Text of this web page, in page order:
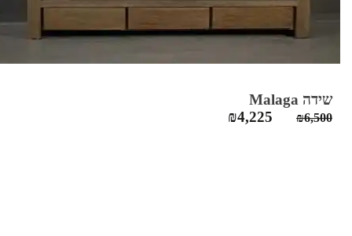
שידה Malaga
₪6,500
המחיר₪4,225